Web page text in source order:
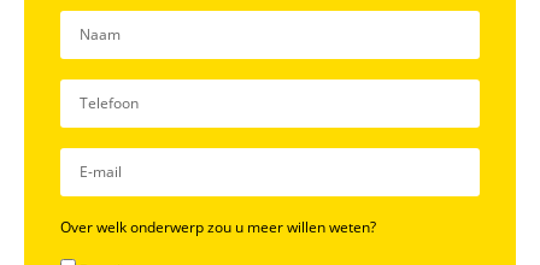
Over welk onderwerp zou u meer willen weten?